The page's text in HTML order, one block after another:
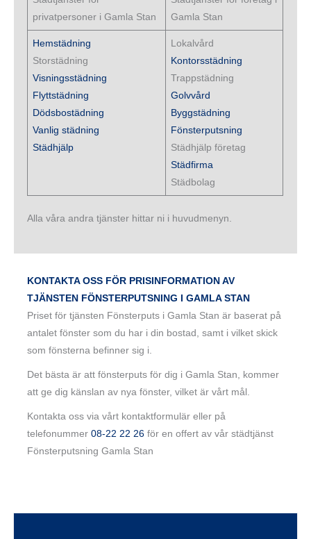
privatpersoner i Gamla Stan
Gamla Stan
Hemstädning
Storstädning
Visningsstädning
Flyttstädning
Dödsbostädning
Vanlig städning
Städhjälp
Lokalvård
Kontorsstädning
Trappstädning
Golvvård
Byggstädning
Fönsterputsning
Städhjälp företag
Städfirma
Städbolag
Alla våra andra tjänster hittar ni i huvudmenyn.
KONTAKTA OSS FÖR PRISINFORMATION AV
TJÄNSTEN FÖNSTERPUTSNING I GAMLA STAN
Priset för tjänsten Fönsterputs i Gamla Stan är baserat på
antalet fönster som du har i din bostad, samt i vilket skick
som fönsterna befinner sig i.
Det bästa är att fönsterputs för dig i Gamla Stan, kommer
att ge dig känslan av nya fönster, vilket är vårt mål.
Kontakta oss via vårt kontaktformulär eller på
telefonummer08-22 22 26 för en offert av vår städtjänst
Fönsterputsning Gamla Stan